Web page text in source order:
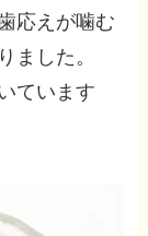
応えが噛む
ました。
ています